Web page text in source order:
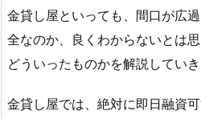
金貸し屋といっても、間口が広
全なのか、良くわからないとは
どういったものかを解説していき
金貸し屋では、絶対に即日融資